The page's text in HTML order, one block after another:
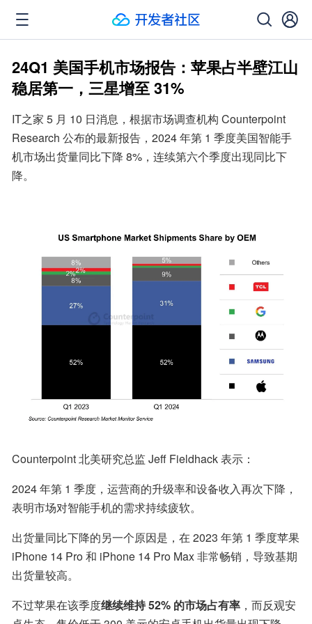
24Q1 美国手机市场报告：苹果占半壁江山
稳居第一，三星增至 31%
IT之家 5 月 10 日消息，根据市场调查机构 Counterpoint
Research 公布的最新报告，2024 年第 1 季度美国智能手
机市场出货量同比下降 8%，连续第六个季度出现同比下
降。
Counterpoint 北美研究总监 Jeff Fieldhack 表示：
2024 年第 1 季度，运营商的升级率和设备收入再次下降，
表明市场对智能手机的需求持续疲软。
出货量同比下降的另一个原因是，在 2023 年第 1 季度苹果
iPhone 14 Pro 和 iPhone 14 Pro Max 非常畅销，导致基期
出货量较高。
不过苹果在该季度继续维持 52% 的市场占有率 ，而反观安